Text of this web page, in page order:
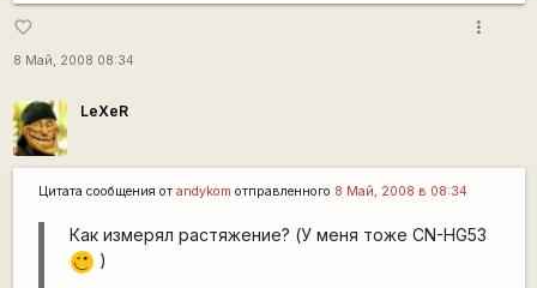
favorite_border
8 Май, 2008 08:34
more_vert
LeXeR
Цитата сообщения от andykom отправленного 8 Май, 2008 в 08:34
Как измерял растяжение? (У меня тоже CN-HG53
;)
)